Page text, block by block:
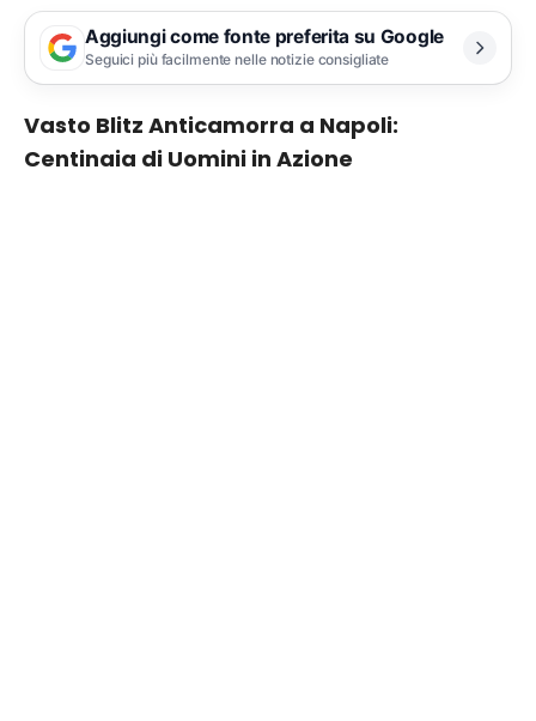
Aggiungi come fonte preferita su Google
Seguici più facilmente nelle notizie consigliate
Vasto Blitz Anticamorra a Napoli:
Centinaia di Uomini in Azione